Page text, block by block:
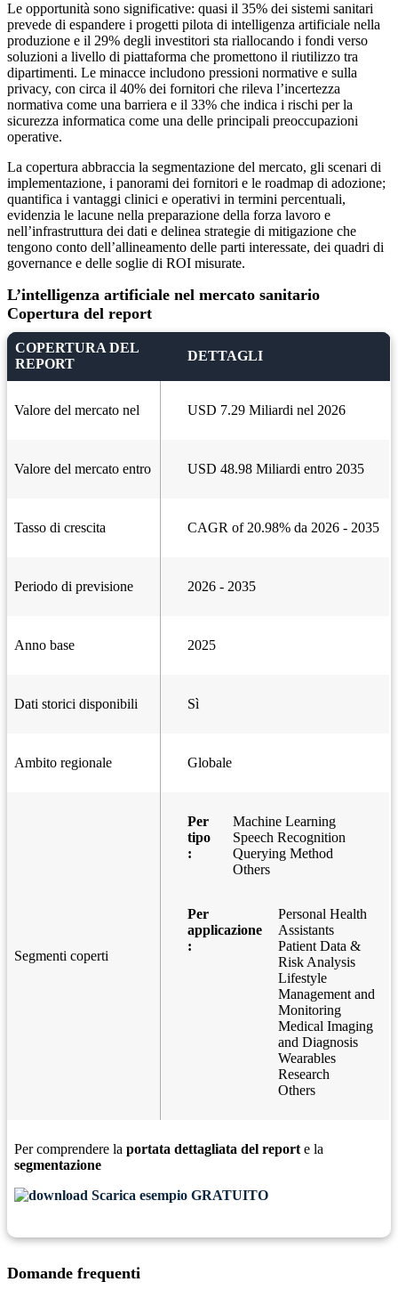
Le opportunità sono significative: quasi il 35% dei sistemi sanitari
prevede di espandere i progetti pilota di intelligenza artificiale nella
produzione e il 29% degli investitori sta riallocando i fondi verso
soluzioni a livello di piattaforma che promettono il riutilizzo tra
dipartimenti. Le minacce includono pressioni normative e sulla
privacy, con circa il 40% dei fornitori che rileva l’incertezza
normativa come una barriera e il 33% che indica i rischi per la
sicurezza informatica come una delle principali preoccupazioni
operative.
La copertura abbraccia la segmentazione del mercato, gli scenari di
implementazione, i panorami dei fornitori e le roadmap di adozione;
quantifica i vantaggi clinici e operativi in ​​termini percentuali,
evidenzia le lacune nella preparazione della forza lavoro e
nell’infrastruttura dei dati e delinea strategie di mitigazione che
tengono conto dell’allineamento delle parti interessate, dei quadri di
governance e delle soglie di ROI misurate.
L’intelligenza artificiale nel mercato sanitario
Copertura del report
COPERTURA DEL
REPORT
DETTAGLI
Valore del mercato nel USD 7.29 Miliardi nel 2026
Valore del mercato entro USD 48.98 Miliardi entro 2035
Tasso di crescita CAGR of 20.98% da 2026 - 2035
Periodo di previsione 2026 - 2035
Anno base 2025
Dati storici disponibili Sì
Ambito regionale Globale
Segmenti coperti
Per
tipo
:
Machine Learning
Speech Recognition
Querying Method
Others
Per
applicazione
:
Personal Health
Assistants
Patient Data &
Risk Analysis
Lifestyle
Management and
Monitoring
Medical Imaging
and Diagnosis
Wearables
Research
Others
Per comprendere la portata dettagliata del report e la
segmentazione
Scarica esempio GRATUITO
Domande frequenti